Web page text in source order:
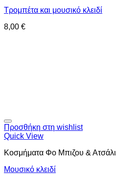
Τρομπέτα και μουσικό κλειδί
8,00 €
Προσθήκη στη wishlist
Quick View
Κοσμήματα Φο Μπιζου & Ατσάλι
Μουσικό κλειδί